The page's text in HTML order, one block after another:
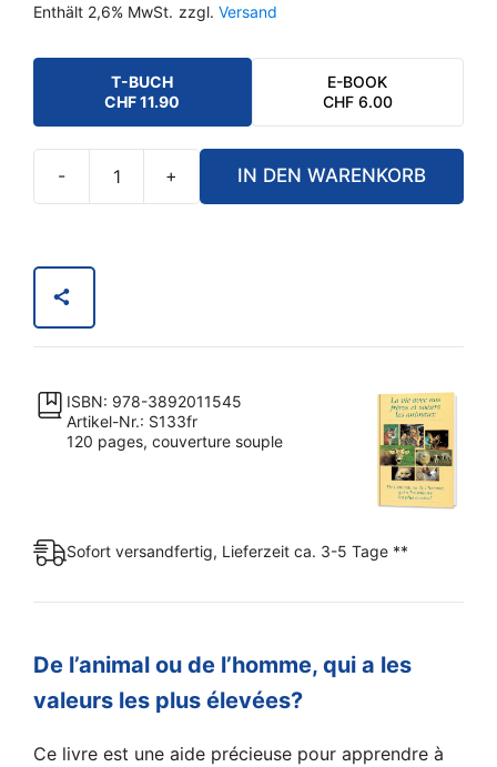
Enthält 2,6% MwSt. zzgl. Versand
T-BUCH
CHF11.90
E-BOOK
CHF6.00
-
soeurs
animaux
Menge
+ IN DEN WARENKORB
ISBN: 978-3892011545
Artikel-Nr.: S133fr
120 pages, couverture souple
Sofort versandfertig, Lieferzeit ca. 3-5 Tage **
De l’animal ou de l’homme, qui a les
valeurs les plus élevées?
Ce livre est une aide précieuse pour apprendre à